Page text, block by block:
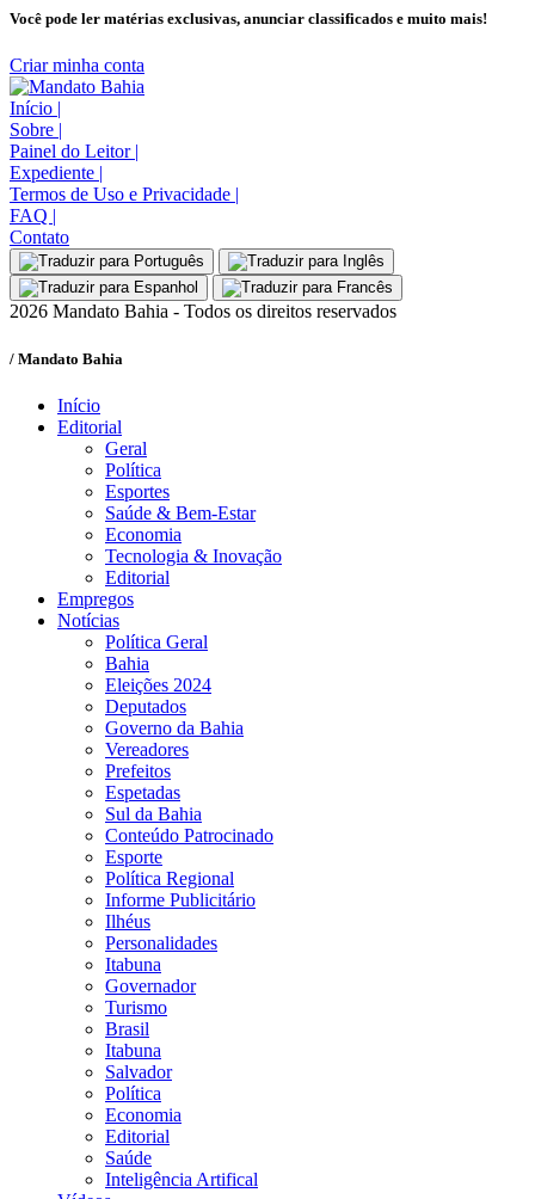
Você pode ler matérias exclusivas, anunciar classificados e muito mais!
Criar minha conta
Início |
Sobre |
Painel do Leitor |
Expediente |
Termos de Uso e Privacidade |
FAQ |
Contato
2026 Mandato Bahia - Todos os direitos reservados
/ Mandato Bahia
Início
Editorial
Geral
Política
Esportes
Saúde & Bem-Estar
Economia
Tecnologia & Inovação
Editorial
Empregos
Notícias
Política Geral
Bahia
Eleições 2024
Deputados
Governo da Bahia
Vereadores
Prefeitos
Espetadas
Sul da Bahia
Conteúdo Patrocinado
Esporte
Política Regional
Informe Publicitário
Ilhéus
Personalidades
Itabuna
Governador
Turismo
Brasil
Itabuna
Salvador
Política
Economia
Editorial
Saúde
Inteligência Artifical